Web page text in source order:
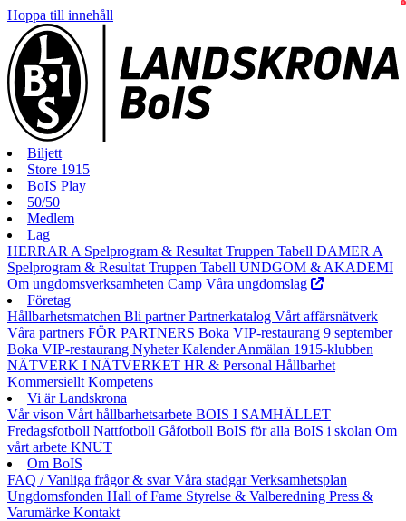
Hoppa till innehåll
Biljett
Store 1915
BoIS Play
50/50
Medlem
Lag
HERRAR A Spelprogram & Resultat Truppen Tabell DAMER A
Spelprogram & Resultat Truppen Tabell UNDGOM & AKADEMI
Om ungdomsverksamheten Camp Våra ungdomslag
Företag
Hållbarhetsmatchen Bli partnerPartnerkatalog Vårt affärsnätverk
Våra partners FÖR PARTNERS Boka VIP-restaurang 9 september
Boka VIP-restaurang NyheterKalenderAnmälan 1915-klubben
NÄTVERK I NÄTVERKET HR & Personal Hållbarhet
Kommersiellt Kompetens
Vi är Landskrona
Vår vison Vårt hållbarhetsarbete BOIS I SAMHÄLLET
Fredagsfotboll Nattfotboll Gåfotboll BoIS för alla BoIS i skolan Om
vårt arbete KNUT
Om BoIS
FAQ / Vanliga frågor & svarVåra stadgarVerksamhetsplan
Ungdomsfonden Hall of Fame Styrelse & Valberedning Press &
Varumärke Kontakt
0